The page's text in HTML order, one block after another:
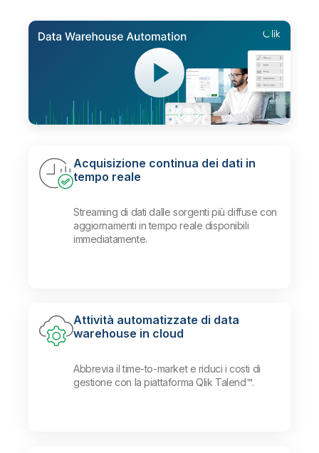
Acquisizione continua dei dati in
tempo reale
Streaming di dati dalle sorgenti più diffuse con
aggiornamenti in tempo reale disponibili
immediatamente.
Attività automatizzate di data
warehouse in cloud
Abbrevia il time-to-market e riduci i costi di
gestione con la piattaforma Qlik Talend™.